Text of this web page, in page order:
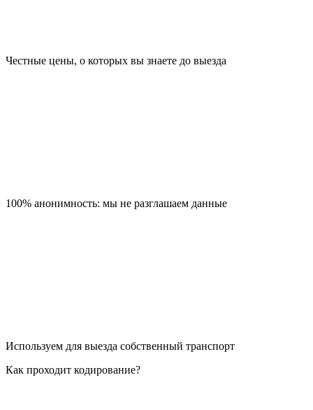
Честные цены, о которых вы знаете до выезда
100% анонимность: мы не разглашаем данные
Используем для выезда собственный транспорт
Как проходит кодирование?